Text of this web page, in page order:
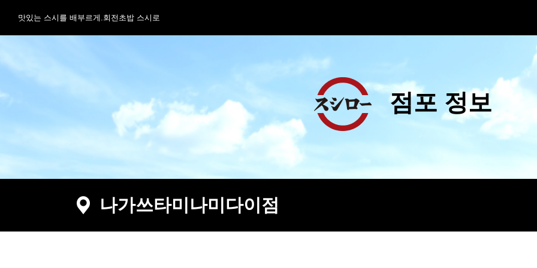
맛있는 스시를 배부르게.회전초밥 스시로
점포 정보
나가쓰타미나미다이점